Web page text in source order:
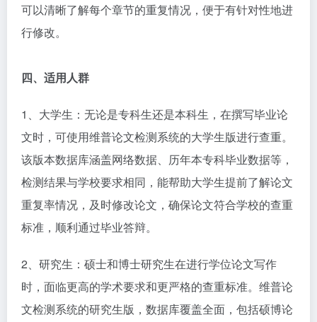
可以清晰了解每个章节的重复情况，便于有针对性地进
行修改。
四、适用人群​
1、大学生：无论是专科生还是本科生，在撰写毕业论
文时，可使用维普论文检测系统的大学生版进行查重。
该版本数据库涵盖网络数据、历年本专科毕业数据等，
检测结果与学校要求相同，能帮助大学生提前了解论文
重复率情况，及时修改论文，确保论文符合学校的查重
标准，顺利通过毕业答辩。​
2、研究生：硕士和博士研究生在进行学位论文写作
时，面临更高的学术要求和更严格的查重标准。维普论
文检测系统的研究生版，数据库覆盖全面，包括硕博论